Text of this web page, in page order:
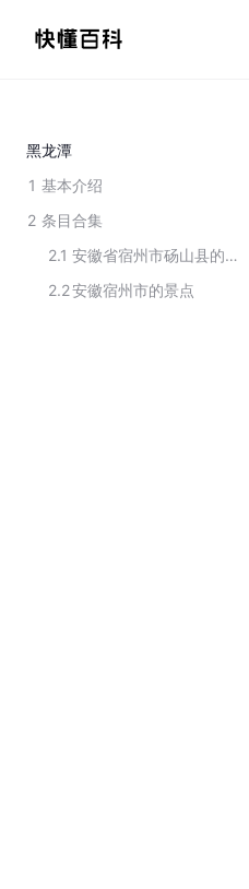
黑龙潭
1 基本介绍
2 条目合集
2.1
安徽省宿州市砀山县的景点
2.2安徽宿州市的景点